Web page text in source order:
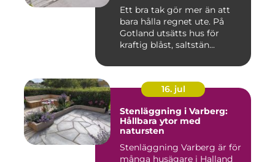
Ett bra tak gör mer än att
bara hålla regnet ute. På
Gotland utsätts hus för
kraftig blåst, saltstän...
16. jul
Stenläggning i Varberg:
Hållbara ytor med
natursten
Stenläggning Varberg är för
många husägare i Halland